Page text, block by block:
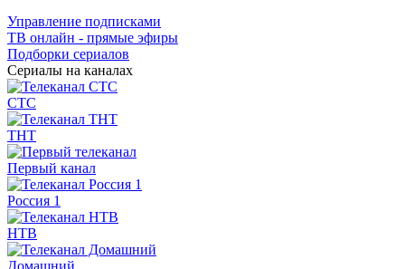
Управление подписками
ТВ онлайн - прямые эфиры
Подборки сериалов
Сериалы на каналах
СТС
ТНТ
Первый канал
Россия 1
НТВ